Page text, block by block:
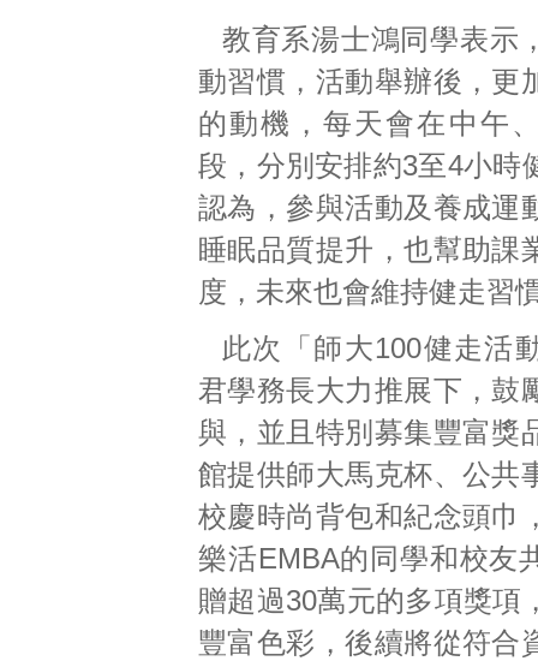
教育系湯士鴻同學表示
動習慣，活動舉辦後，更
的動機，每天會在中午
段，分別安排約3至4小時
認為，參與活動及養成運
睡眠品質提升，也幫助課
度，未來也會維持健走習
此次「師大100健走活
君學務長大力推展下，鼓
與，並且特別募集豐富獎
館提供師大馬克杯、公共
校慶時尚背包和紀念頭巾
樂活EMBA的同學和校友
贈超過30萬元的多項獎項
豐富色彩，後續將從符合